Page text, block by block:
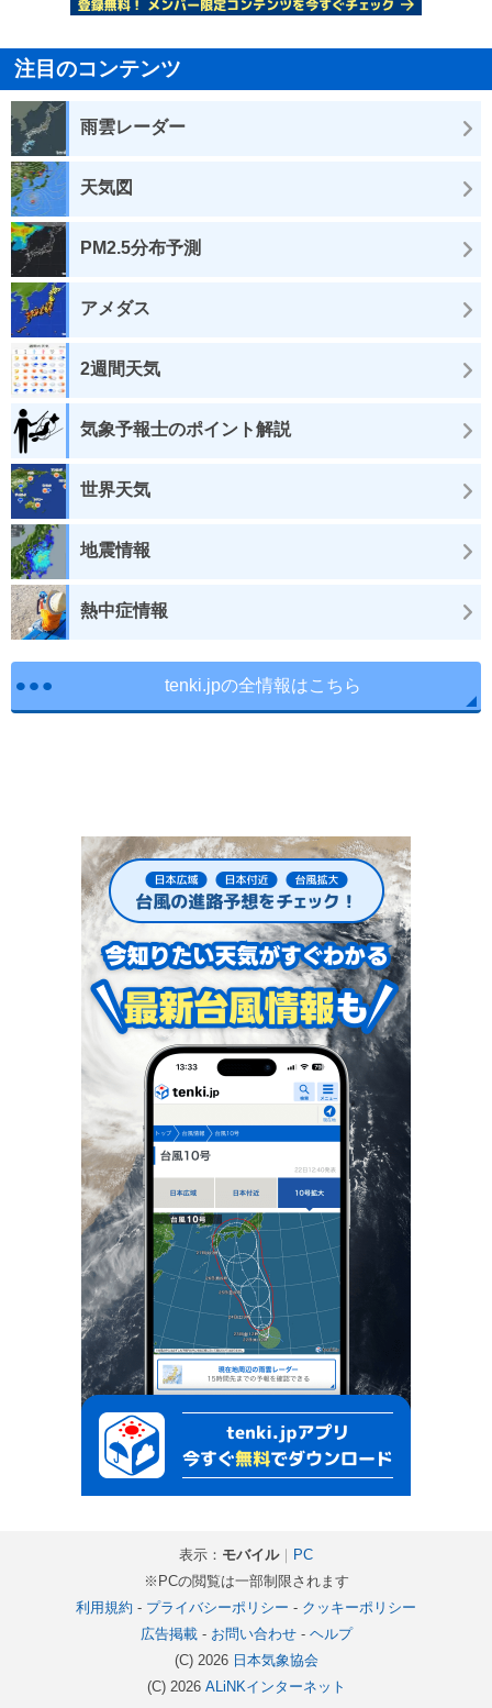
注目のコンテンツ
雨雲レーダー
天気図
PM2.5分布予測
アメダス
2週間天気
気象予報士のポイント解説
世界天気
地震情報
熱中症情報
tenki.jpの全情報はこちら
表示： モバイル｜
PC
※PCの閲覧は一部制限されます
利用規約 - プライバシーポリシー - クッキーポリシー
広告掲載- お問い合わせ- ヘルプ
(C) 2026 日本気象協会
(C) 2026 ALiNKインターネット